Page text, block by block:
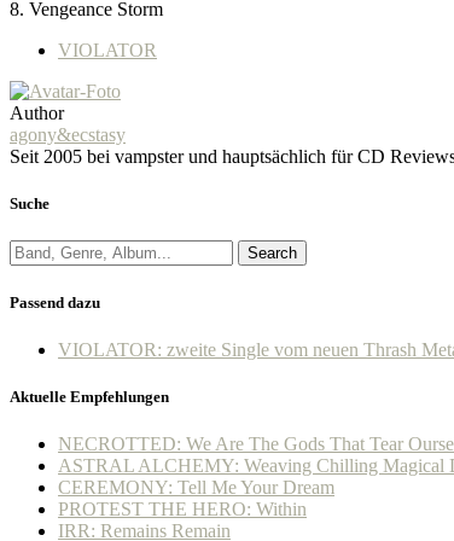
8. Vengeance Storm
VIOLATOR
Author
agony&ecstasy
Seit 2005 bei vampster und hauptsächlich für CD
Suche
Search
Passend dazu
VIOLATOR: zweite Single vom neuen Thrash
Aktuelle Empfehlungen
NECROTTED: We Are The Gods That Tear
ASTRAL ALCHEMY: Weaving Chilling Magical
CEREMONY: Tell Me Your Dream
PROTEST THE HERO: Within
IRR: Remains Remain